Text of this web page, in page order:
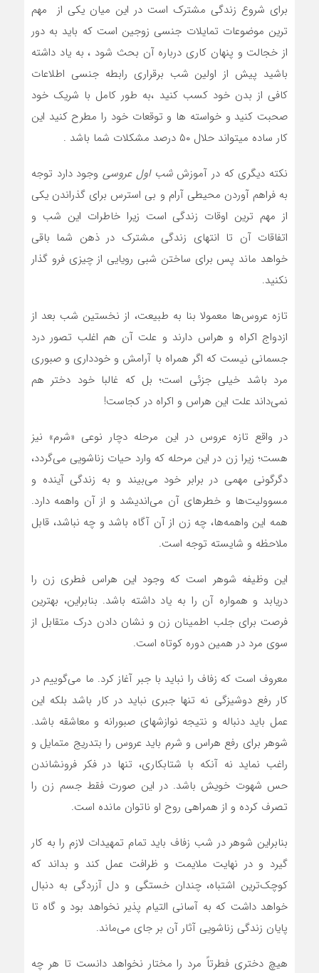
برای شروع زندگی مشترک است در این میان یکی از مهم
ترین موضوعات تمایلات جنسی زوجین است که باید به دور
از خجالت و پنهان کاری درباره آن بحث شود ، به یاد داشته
باشید پیش از اولین شب برقراری رابطه جنسی اطلاعات
کافی از بدن خود کسب کنید ،به طور کامل با شریک خود
صحبت کنید و خواسته ها و توقعات خود را مطرح کنید این
کار ساده میتواند حلال ۵۰ درصد مشکلات شما باشد .
نکته دیگری که در آموزش شب اول عروسیوجود دارد توجه
به فراهم آوردن محیطی آرام و بی استرس برای گذراندن یکی
از مهم ترین اوقات زندگی است زیرا خاطرات این شب و
اتفاقات آن تا انتهای زندگی مشترک در ذهن شما باقی
خواهد ماند پس برای ساختن شبی رویایی از چیزی فرو گذار
نکنید.
تازه عروس‌ها معمولا بنا به طبیعت، از نخستین شب بعد از
ازدواج اکراه و هراس دارند و علت آن هم اغلب تصور درد
جسمانی نیست که اگر همراه با آرامش و خودداری و صبوری
مرد باشد خیلی جزئی است؛ بل که غالبا خود دختر هم
نمی‌داند علت این هراس و اکراه در کجاست!
در واقع تازه عروس در این مرحله دچار نوعی «شرم» نیز
هست؛ زیرا زن در این مرحله که وارد حیات زناشویی می‌گردد،
دگرگونی مهمی در برابر خود می‌بیند و به زندگی آینده و
مسوولیت‌ها و خطرهای آن می‌اندیشد و از آن واهمه دارد.
همه این واهمه‌ها، چه زن از آن آگاه باشد و چه نباشد، قابل
ملاحظه و شایسته توجه است.
این وظیفه شوهر است که وجود این هراس فطری زن را
دریابد و همواره آن را به یاد داشته باشد. بنابراین، بهترین
فرصت برای جلب اطمینان زن و نشان دادن درک متقابل از
سوی مرد در همین دوره کوتاه است.
معروف است که زفاف را نباید با جبر آغاز کرد. ما می‌گوییم در
کار رفع دوشیزگی نه تنها جبری نباید در کار باشد بلکه این
عمل باید دنباله و نتیجه نوازشهای صبورانه و معاشقه باشد.
شوهر برای رفع هراس و شرم باید عروس را بتدریج متمایل و
راغب نماید نه آنکه با شتابکاری، تنها در فکر فرونشاندن
حس شهوت خویش باشد. در این صورت فقط جسم زن را
تصرف کرده و از همراهی روح او ناتوان مانده است.
بنابراین شوهر در شب زفاف باید تمام تمهیدات لازم را به کار
گیرد و در ‌‌نهایت ملایمت و ظرافت عمل کند و بداند که
کوچک‌ترین اشتباه، چندان خستگی و دل آزردگی به دنبال
خواهد داشت که به آسانی التیام پذیر نخواهد بود و‌ گاه تا
پایان زندگی زناشویی آثار آن بر جای می‌ماند.
هیچ دختری فطرتاً مرد را مختار نخواهد دانست تا هر چه